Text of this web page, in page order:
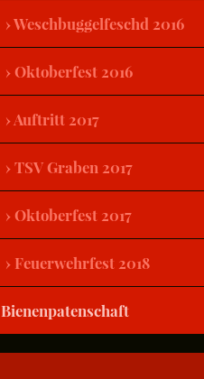
Weschbuggelfeschd 2016
Oktoberfest 2016
Auftritt 2017
TSV Graben 2017
Oktoberfest 2017
Feuerwehrfest 2018
Bienenpatenschaft